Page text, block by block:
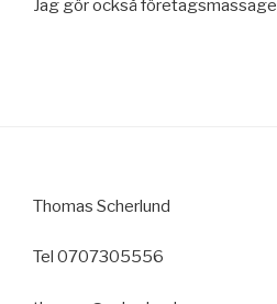
Jag gör också företagsmassage
Thomas Scherlund
Tel 0707305556